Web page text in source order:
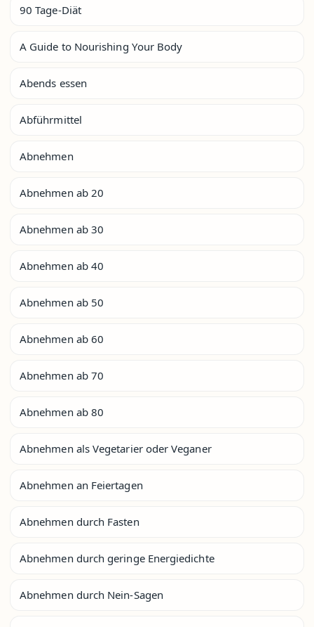
90 Tage-Diät
A Guide to Nourishing Your Body
Abends essen
Abführmittel
Abnehmen
Abnehmen ab 20
Abnehmen ab 30
Abnehmen ab 40
Abnehmen ab 50
Abnehmen ab 60
Abnehmen ab 70
Abnehmen ab 80
Abnehmen als Vegetarier oder Veganer
Abnehmen an Feiertagen
Abnehmen durch Fasten
Abnehmen durch geringe Energiedichte
Abnehmen durch Nein-Sagen